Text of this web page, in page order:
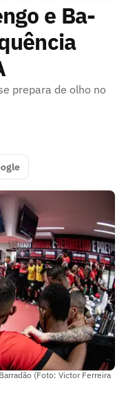
e Ba-
prepara de olho no
(Foto: Victor Ferreira